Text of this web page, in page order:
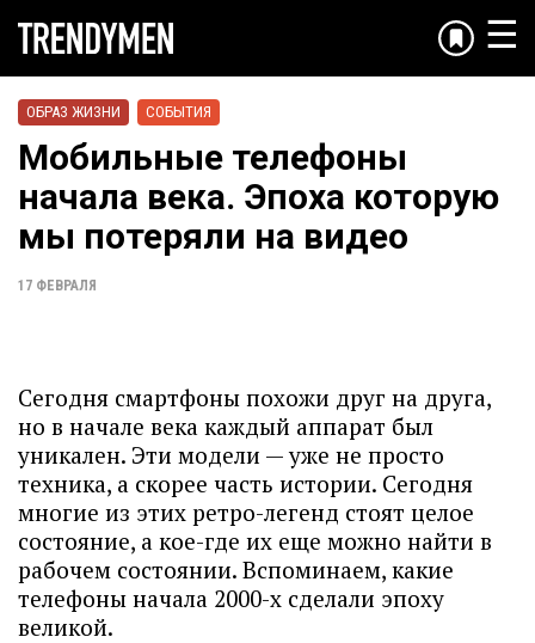
☰
ОБРАЗ ЖИЗНИ СОБЫТИЯ
Мобильные телефоны
начала века. Эпоха которую
мы потеряли на видео
17 ФЕВРАЛЯ
Сегодня смартфоны похожи друг на друга,
но в начале века каждый аппарат был
уникален. Эти модели — уже не просто
техника, а скорее часть истории. Сегодня
многие из этих ретро-легенд стоят целое
состояние, а кое-где их еще можно найти в
рабочем состоянии. Вспоминаем, какие
телефоны начала 2000-х сделали эпоху
великой.